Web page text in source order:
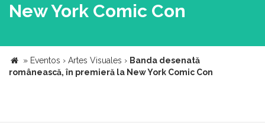
New York Comic Con
» Eventos › Artes Visuales › Banda desenată
românească, în premieră la New York Comic Con